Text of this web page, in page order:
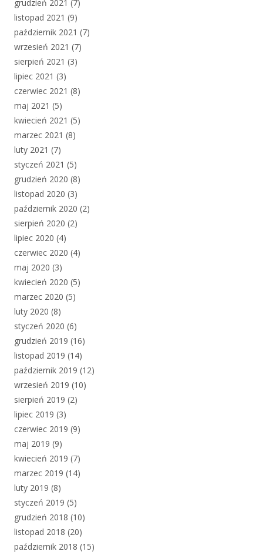
grudzień 2021 (7)
listopad 2021 (9)
październik 2021 (7)
wrzesień 2021 (7)
sierpień 2021 (3)
lipiec 2021 (3)
czerwiec 2021 (8)
maj 2021 (5)
kwiecień 2021 (5)
marzec 2021 (8)
luty 2021 (7)
styczeń 2021 (5)
grudzień 2020 (8)
listopad 2020 (3)
październik 2020 (2)
sierpień 2020 (2)
lipiec 2020 (4)
czerwiec 2020 (4)
maj 2020 (3)
kwiecień 2020 (5)
marzec 2020 (5)
luty 2020 (8)
styczeń 2020 (6)
grudzień 2019 (16)
listopad 2019 (14)
październik 2019 (12)
wrzesień 2019 (10)
sierpień 2019 (2)
lipiec 2019 (3)
czerwiec 2019 (9)
maj 2019 (9)
kwiecień 2019 (7)
marzec 2019 (14)
luty 2019 (8)
styczeń 2019 (5)
grudzień 2018 (10)
listopad 2018 (20)
październik 2018 (15)